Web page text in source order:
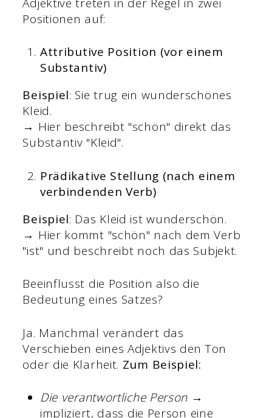
Positionen auf:
Attributive Position (vor einem
Substantiv)
Beispiel: Sie trug ein wunderschönes
Kleid.
→ Hier beschreibt "schön" direkt das
Substantiv "Kleid".
Prädikative Stellung (nach einem
verbindenden Verb)
Beispiel: Das Kleid ist wunderschön.
→ Hier kommt "schön" nach dem Verb
"ist" und beschreibt noch das Subjekt.
Beeinflusst die Position also die
Bedeutung eines Satzes?
Ja. Manchmal verändert das
Verschieben eines Adjektivs den Ton
oder die Klarheit. Zum Beispiel:
Die verantwortliche Person →
impliziert, dass die Person eine